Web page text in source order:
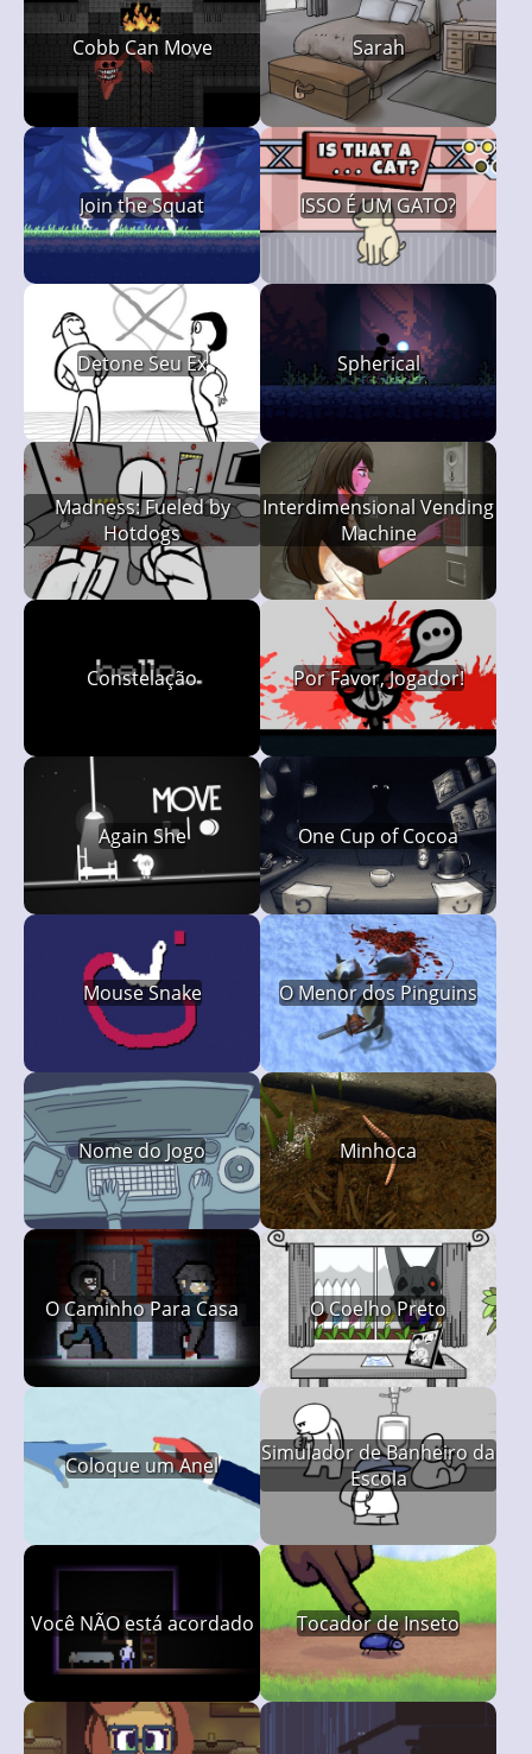
Cobb Can Move Sarah
Join the Squat ISSO É UM GATO?
Detone Seu Ex Spherical
Madness: Fueled by
Hotdogs
Interdimensional Vending
Machine
Constelação Por Favor, Jogador!
Again She One Cup of Cocoa
Mouse Snake O Menor dos Pinguins
Nome do Jogo Minhoca
O Caminho Para Casa O Coelho Preto
Coloque um Anel
Simulador de Banheiro da
Escola
Você NÃO está acordado Tocador de Inseto